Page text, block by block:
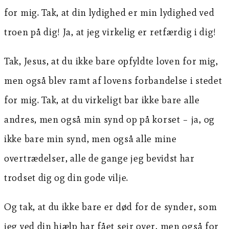
for mig. Tak, at din lydighed er min lydighed ved
troen på dig! Ja, at jeg virkelig er retfærdig i dig!
Tak, Jesus, at du ikke bare opfyldte loven for mig,
men også blev ramt af lovens forbandelse i stedet
for mig. Tak, at du virkeligt bar ikke bare alle
andres, men også min synd op på korset – ja, og
ikke bare min synd, men også alle mine
overtrædelser, alle de gange jeg bevidst har
trodset dig og din gode vilje.
Og tak, at du ikke bare er død for de synder, som
jeg ved din hjælp har fået sejr over, men også for